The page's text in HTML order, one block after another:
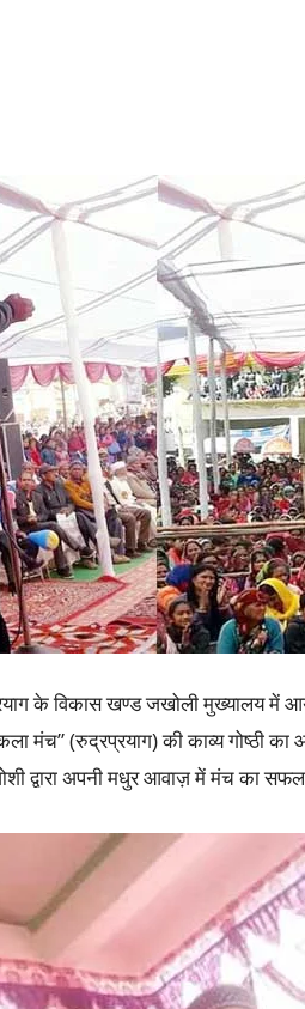
के विकास खण्ड जखोली मुख्यालय में
मंच” (रुद्रप्रयाग) की काव्य गोष्ठी
द्वारा अपनी मधुर आवाज़ में मंच का